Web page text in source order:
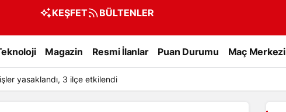
KEŞFET BÜLTENLER
Magazin Resmi İlanlar Puan Durumu Maç Merkezi
yasaklandı, 3 ilçe etkilendi